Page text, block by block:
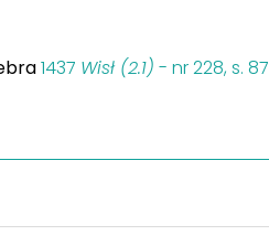
1437 Wisł (2.1) - nr 228, s. 87